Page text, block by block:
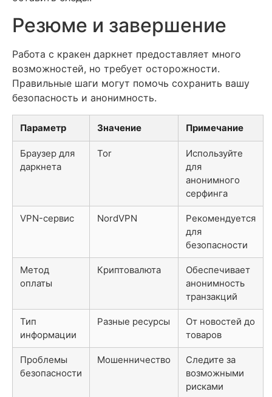
Резюме и завершение
Работа с кракен даркнет предоставляет много
возможностей, но требует осторожности.
Правильные шаги могут помочь сохранить вашу
безопасность и анонимность.
Параметр Значение Примечание
Браузер для
даркнета
Tor
Используйте
для
анонимного
серфинга
VPN-сервис NordVPN
Рекомендуется
для
безопасности
Метод
оплаты
Криптовалюта
Обеспечивает
анонимность
транзакций
Тип
информации
Разные ресурсы
От новостей до
товаров
Проблемы
безопасности
Мошенничество
Следите за
возможными
рисками